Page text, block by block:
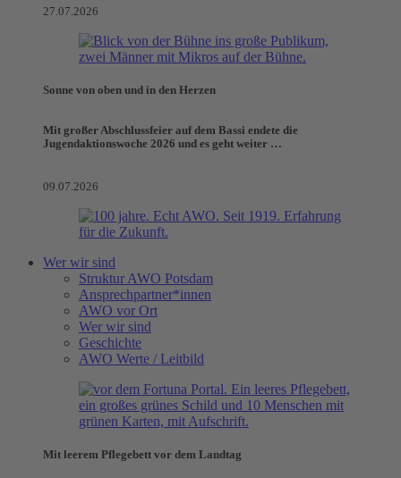
27.07.2026
Sonne von oben und in den Herzen
Mit großer Abschlussfeier auf dem Bassi endete die
Jugendaktionswoche 2026 und es geht weiter …
09.07.2026
Wer wir sind
Struktur AWO Potsdam
Ansprechpartner*innen
AWO vor Ort
Wer wir sind
Geschichte
AWO Werte / Leitbild
Mit leerem Pflegebett vor dem Landtag